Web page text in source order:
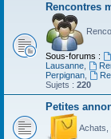
Rencontres
Sous-forums :
Lausanne
Perpignan
Sujets : 220
Petites
Achats,